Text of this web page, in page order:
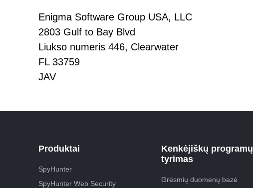
Enigma Software Group USA, LLC
2803 Gulf to Bay Blvd
Liukso numeris 446, Clearwater
FL 33759
JAV
Produktai
SpyHunter
SpyHunter Web Security
Kenkėjiškų programų
tyrimas
Grėsmių duomenų bazė